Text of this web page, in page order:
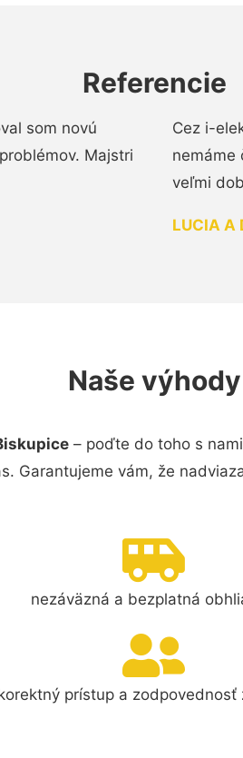
Referencie
som novú
Majstri
Cez i-
nemáme
veľmi
LUCIA A
Naše výhody
– poďte do toho s
Garantujeme vám, že
nezáväzná a bezplatná
prístup a zodpovednosť